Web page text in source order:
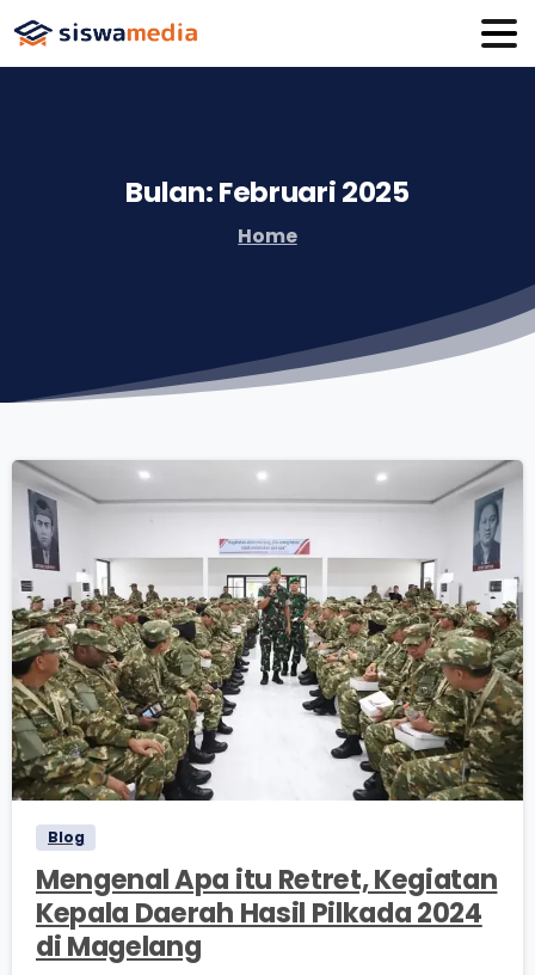
Bulan:Februari2025
Home
0 0
Blog
Mengenal Apa itu Retret, Kegiatan
Kepala Daerah Hasil Pilkada 2024
di Magelang